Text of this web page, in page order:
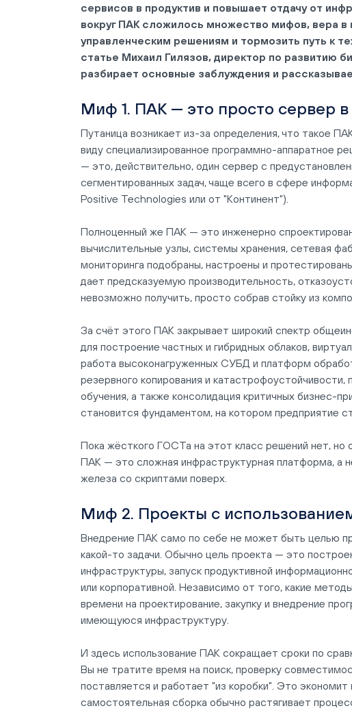
сервисов в продуктив и повышает отдачу от
вокруг ПАК сложилось множество мифов, вера
управленческим решениям и тормозить путь к
статье Михаил Гилязов, директор по развитию
разбирает основные заблуждения и
Миф 1. ПАК — это просто сервер в
Путаница возникает из-за определения, что такое
виду специализированное программно-аппаратное
— это, действительно, один сервер с
сегментированных задач, чаще всего в сфере
Positive Technologies или от "Континент").
Полноценный же ПАК — это инженерно
вычислительные узлы, системы хранения, сетевая
мониторинга подобраны, настроены и
дает предсказуемую производительность,
невозможно получить, просто собрав стойку из
За счёт этого ПАК закрывает широкий спектр
для построение частных и гибридных облаков,
работа высоконагруженных СУБД и платформ
резервного копирования и
обучения, а также консолидация критичных бизнес-
становится фундаментом, на котором предприятие
Пока жёсткого ГОСТа на этот класс решений нет,
ПАК — это сложная инфраструктурная платформа, а
железа со скриптами поверх.
Миф 2. Проекты с
Внедрение ПАК само по себе не может быть целью
какой-то задачи. Обычно цель проекта — это
инфраструктуры, запуск продуктивной
или корпоративной. Независимо от того, какие
времени на проектирование, закупку и внедрение
имеющуюся инфраструктуру.
И здесь использование ПАК сокращает сроки по
Вы не тратите время на поиск, проверку
поставляется и работает "из коробки". Это экономит
самостоятельная сборка обычно растягивает